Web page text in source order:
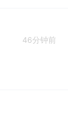
46分钟前